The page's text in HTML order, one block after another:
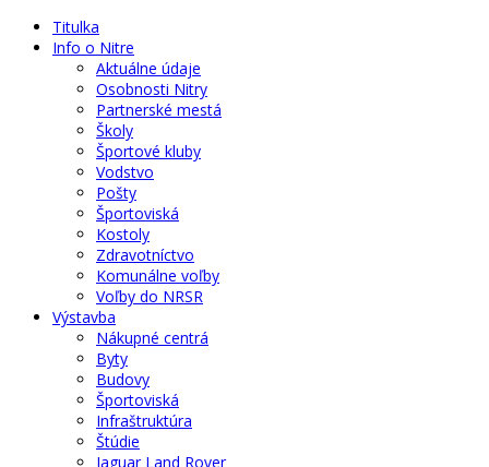
Titulka
Info o Nitre
Aktuálne údaje
Osobnosti Nitry
Partnerské mestá
Školy
Športové kluby
Vodstvo
Pošty
Športoviská
Kostoly
Zdravotníctvo
Komunálne voľby
Voľby do NRSR
Výstavba
Nákupné centrá
Byty
Budovy
Športoviská
Infraštruktúra
Štúdie
Jaguar Land Rover